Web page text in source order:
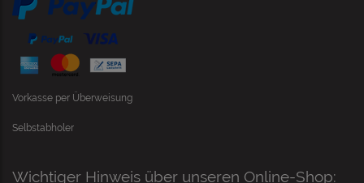
Vorkasse per Überweisung
Selbstabholer
Wichtiger Hinweis über unseren Online-Shop: